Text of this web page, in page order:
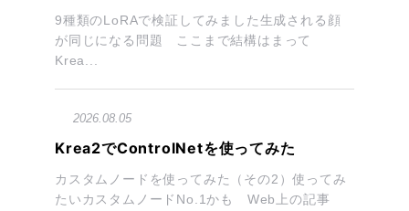
9種類のLoRAで検証してみました生成される顔
が同じになる問題 ここまで結構はまって
Krea...
2026.08.05
Krea2でControlNetを使ってみた
カスタムノードを使ってみた（その2）使ってみ
たいカスタムノードNo.1かも Web上の記事